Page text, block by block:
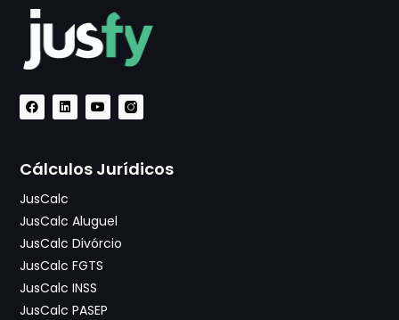
Cálculos Jurídicos
JusCalc
JusCalc Aluguel
JusCalc Divórcio
JusCalc FGTS
JusCalc INSS
JusCalc PASEP